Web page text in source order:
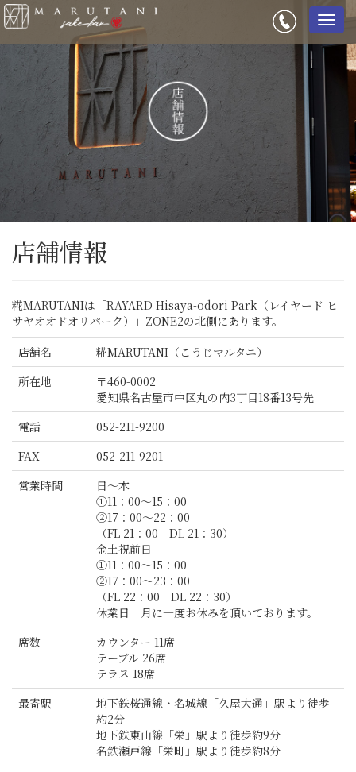
メ
ニ
店舗情報
糀MARUTANIは「RAYARD Hisaya-odori Park（レイヤード ヒ
サヤオオドオリパーク）」ZONE2の北側にあります。
店舗名
糀MARUTANI（こうじマルタニ）
所在地
〒460-0002
愛知県名古屋市中区丸の内3丁目18番13号先
電話
052-211-9200
FAX
052-211-9201
営業時間
日～木
①11：00～15：00
②17：00～22：00
（FL 21：00 DL 21：30）
金土祝前日
①11：00～15：00
②17：00～23：00
（FL 22：00 DL 22：30）
休業日 月に一度お休みを頂いております。
席数
カウンター 11席
テーブル 26席
テラス 18席
最寄駅
地下鉄桜通線・名城線「久屋大通」駅より徒歩
約2分
地下鉄東山線「栄」駅より徒歩約9分
名鉄瀬戸線「栄町」駅より徒歩約8分